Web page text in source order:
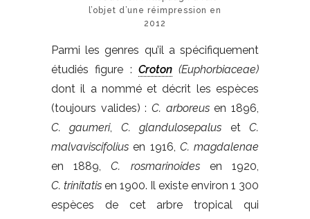
l’objet d’une réimpression en
2012
Parmi les genres qu’il a spécifiquement
étudiés figure : Croton(Euphorbiaceae)
dont il a nommé et décrit les espèces
(toujours valides) : C. arboreusen 1896,
C. gaumeri, C. glandulosepalus etC.
malvaviscifolius en 1916, C. magdalenae
en 1889,C. rosmarinoidesen 1920,
C. trinitatis en 1900. Il existe environ 1 300
espèces de cet arbre tropical qui